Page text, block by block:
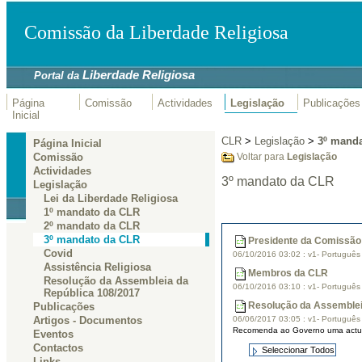
Comissão da Liberdade Religiosa
Portal daLiberdade Religiosa
Página
Inicial
Comissão Actividades Legislação Publicações
Página Inicial
Comissão
Actividades
Legislação
Lei da Liberdade Religiosa
1º mandato da CLR
2º mandato da CLR
3º mandato da CLR
Covid
Assistência Religiosa
Resolução da Assembleia da
República 108/2017
Publicações
Artigos - Documentos
Eventos
Contactos
CLR> Legislação> 3º
Voltar para Legislação
3º mandato da CLR
Presidente da
06/10/2016 03:02 :v1-
Membros da CLR
06/10/2016 03:10 :v1-
Resolução da
06/06/2017 03:05 :v1-
Recomenda ao Governo uma